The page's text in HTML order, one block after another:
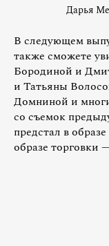
Дарья
В следующем
также сможете
Бородиной и
и Татьяны
Домниной и
со съемок
предстал в
образе торговки